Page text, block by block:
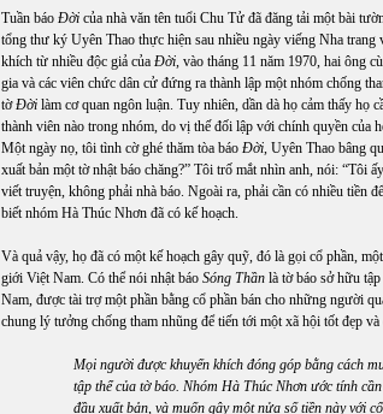
Tuần báo Đời của nhà văn tên tuổi Chu Tử đã đăng tải một bài
tổng thư ký Uyên Thao thực hiện sau nhiều ngày viếng Nha
khích từ nhiều độc giả của Đời, vào tháng 11 năm 1970, hai ông
gia và các viên chức dân cử đứng ra thành lập một nhóm chống
tờĐời làm cơ quan ngôn luận. Tuy nhiên, dần dà họ cảm thấy họ
thành viên nào trong nhóm, do vị thế đối lập với chính quyền của
Một ngày nọ, tôi tình cờ ghé thăm tòa báo Đời, Uyên Thao bâng
xuất bản một tờ nhật báo chăng?” Tôi trố mắt nhìn anh, nói: “Tôi
viết truyện, không phải nhà báo. Ngoài ra, phải cần có nhiều tiền
biết nhóm Hà Thúc Nhơn đã có kế hoạch.
Và quả vậy, họ đã có một kế hoạch gây quỹ, đó là gọi cổ phần,
giới Việt Nam. Có thể nói nhật báo Sóng Thần là tờ báo sở hữu
Nam, được tài trợ một phần bằng cổ phần bán cho những người
chung lý tưởng chống tham nhũng để tiến tới một xã hội tốt đẹp
Mọi người được khuyến khích đóng góp bằng cách
tập thể của tờ báo. Nhóm Hà Thúc Nhơn ước tính
đầu xuất bản, và muốn gây một nửa số tiền này với